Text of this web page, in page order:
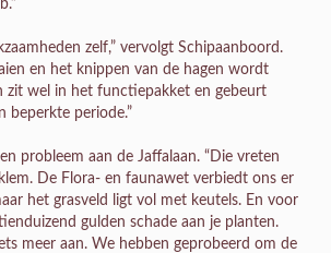
zelf,” vervolgt Schipaanboord.
en het knippen van de hagen wordt
zit wel in het functiepakket en gebeurt
beperkte periode.”
probleem aan de Jaffalaan. “Die vreten
De Flora- en faunawet verbiedt ons er
het grasveld ligt vol met keutels. En voor
gulden schade aan je planten.
meer aan. We hebben geprobeerd om de